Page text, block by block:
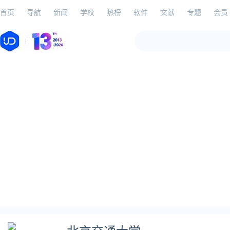
首页 导航 新闻 学校 热榜 软件 文献 专题 会员